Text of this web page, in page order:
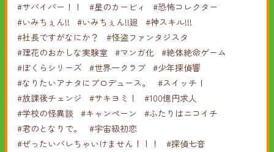
#サバイバー！！
#星のカービィ
#恐怖コレクター
#いみちぇん!!
#いみちぇん!!廻
#神スキル!!!
#社長ですがなにか？
#怪盗ファンタジスタ
#理花のおかしな実験室 #マンガ化 #絶体絶命ゲーム
#ぼくらシリーズ
#世界一クラブ #少年探偵響
#なりたいアナタにプロデュース。
#スイッチ！
#放課後チェンジ
#サキヨミ！
#100億円求人
#学校の怪異談 #キャンペーン
#ふたりはニコイチ
#君のとなりで。
#宇宙級初恋
#ぜったいバレちゃいけません！！！
#探偵七音